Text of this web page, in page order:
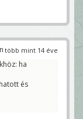
több mint 14 éve
ha
és